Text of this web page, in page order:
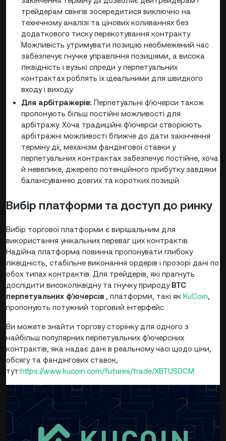
трейдерам свінгів зосередитися виключно на
технічному аналізі та цінових коливаннях без
додаткового тиску перекотування контракту.
Можливість утримувати позицію необмежений час
забезпечує гнучке управління позиціями, а висока
ліквідність і вузькі спреди у перпетуальних
контрактах роблять їх ідеальними для швидкого
входу і виходу.
Для арбітражерів: Перпетуальні ф'ючерси також
пропонують більш постійні можливості для
арбітражу. Хоча традиційні ф'ючерси створюють
арбітражні можливості ближче до дати закінчення
терміну дії, механізм фандінгової ставки у
перпетуальних контрактах забезпечує постійне, хоча
й невелике, джерело потенційного прибутку завдяки
балансуванню довгих та коротких позицій.
Вибір платформи та доступ до ринку
Вибір торгової платформи є вирішальним для
використання унікальних переваг цих контрактів.
Надійна платформа повинна пропонувати глибоку
ліквідність, стабільне виконання ордерів і прозорі дані по
обох типах контрактів. Для трейдерів, які прагнуть
дослідити високоліквідну та гнучку природу BTC
перпетуальних ф'ючерсів
, платформи, такі як KuCoin
пропонують потужний торговий інтерфейс.
Ви можете знайти торгову сторінку для одного з
найбільш популярних перпетуальних ф'ючерсних
контрактів, яка надає дані в реальному часі щодо ціни,
обсягу та фандінгових ставок,
тут:https://www.kucoin.com/futures/trade/XBTUSDCM.